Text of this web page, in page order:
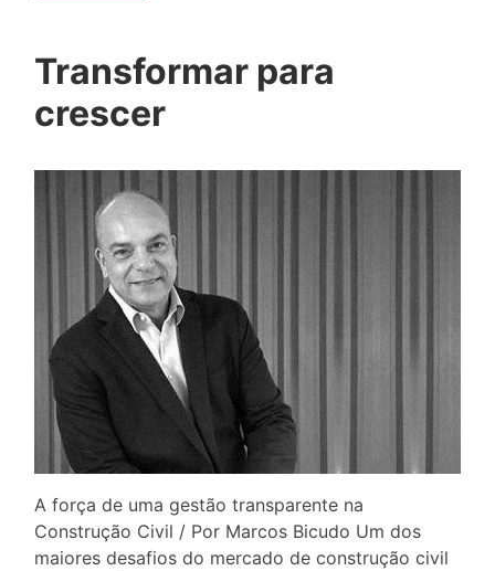
Transformar para
crescer
A força de uma gestão transparente na
Construção Civil / Por Marcos Bicudo Um dos
maiores desafios do mercado de construção civil